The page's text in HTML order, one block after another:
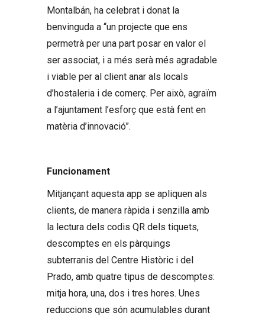
Montalbán, ha celebrat i donat la
benvinguda a “un projecte que ens
permetrà per una part posar en valor el
ser associat, i a més serà més agradable
i viable per al client anar als locals
d’hostaleria i de comerç. Per això, agraïm
a l’ajuntament l’esforç que està fent en
matèria d’innovació”.
Funcionament
Mitjançant aquesta app se apliquen als
clients, de manera ràpida i senzilla amb
la lectura dels codis QR dels tiquets,
descomptes en els pàrquings
subterranis del Centre Històric i del
Prado, amb quatre tipus de descomptes:
mitja hora, una, dos i tres hores. Unes
reduccions que són acumulables durant